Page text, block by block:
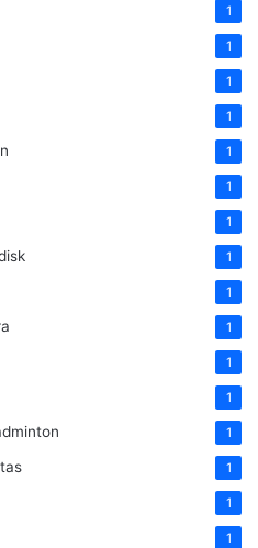
1
1
1
1
1
1
1
1
1
1
1
1
1
1
1
1